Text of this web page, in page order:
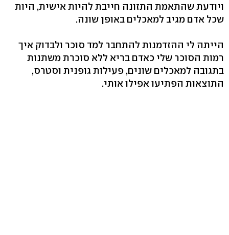
ויודעת שהתאמת התזונה חייבת להיות אישית, היות
שכל אדם מגיב למאכלים באופן שונה.
הייתה לי ההזדמנות להתחבר למד סוכר ולבדוק איך
רמות הסוכר שלי כאדם בריא ללא סוכרת משתנות
בתגובה למאכלים שונים, פעילות גופנית וסטרס,
התוצאות הפתיעו אפילו אותי.